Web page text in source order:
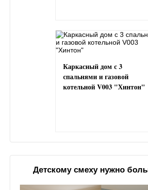
Каркасный дом с 3
спальнями и газовой
котельной V003 "Хинтон"
Детскому смеху нужно